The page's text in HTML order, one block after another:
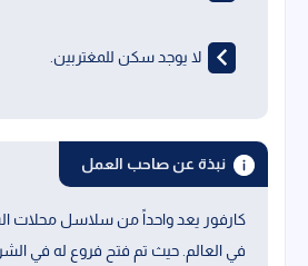
لا يوجد سكن للمغتربين.
نبذة عن صاحب العمل
كارفور يعد واحداً من سلاسل محلات
في العالم. حيث تم فتح فروع له في